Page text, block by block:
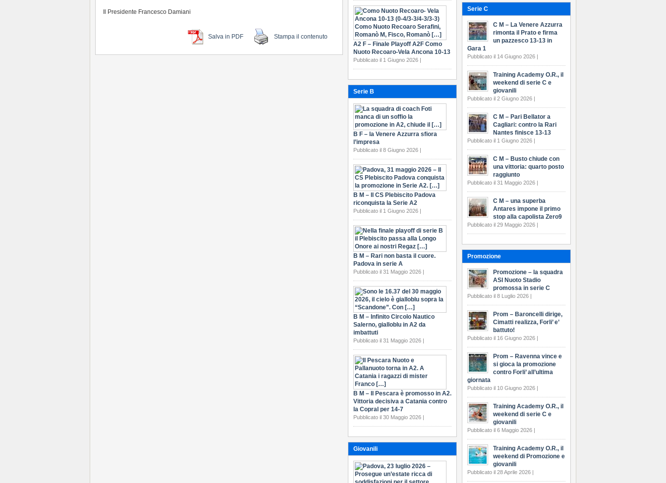
Il Presidente Francesco Damiani
Salva in PDF Stampa il contenuto
Serie C
C M – La Venere Azzurra
rimonta il Prato e firma
un pazzesco 13-13 in
Gara 1
Pubblicato il 14 Giugno 2026 |
Training Academy O.R., il
weekend di serie C e
giovanili
Pubblicato il 2 Giugno 2026 |
C M – Pari Bellator a
Cagliari: contro la Rari
Nantes finisce 13-13
Pubblicato il 1 Giugno 2026 |
C M – Busto chiude con
una vittoria: quarto posto
raggiunto
Pubblicato il 31 Maggio 2026 |
C M – una superba
Antares impone il primo
stop alla capolista Zero9
Pubblicato il 29 Maggio 2026 |
Promozione
Promozione – la squadra
ASI Nuoto Stadio
promossa in serie C
Pubblicato il 8 Luglio 2026 |
Prom – Baroncelli dirige,
Cimatti realizza, Forli’ e’
battuto!
Pubblicato il 16 Giugno 2026 |
Prom – Ravenna vince e
si gioca la promozione
contro Forli’ all’ultima
giornata
Pubblicato il 10 Giugno 2026 |
Training Academy O.R., il
weekend di serie C e
giovanili
Pubblicato il 6 Maggio 2026 |
Training Academy O.R., il
weekend di Promozione e
giovanili
Pubblicato il 28 Aprile 2026 |
A2 F – Finale Playoff A2F Como
Nuoto Recoaro-Vela Ancona 10-13
Pubblicato il 1 Giugno 2026 |
Serie B
B F – la Venere Azzurra sfiora
l’impresa
Pubblicato il 8 Giugno 2026 |
B M – Il CS Plebiscito Padova
riconquista la Serie A2
Pubblicato il 1 Giugno 2026 |
B M – Rari non basta il cuore.
Padova in serie A
Pubblicato il 31 Maggio 2026 |
B M – Infinito Circolo Nautico
Salerno, gialloblu in A2 da
imbattuti
Pubblicato il 31 Maggio 2026 |
B M – Il Pescara è promosso in A2.
Vittoria decisiva a Catania contro
la Copral per 14-7
Pubblicato il 30 Maggio 2026 |
Giovanili